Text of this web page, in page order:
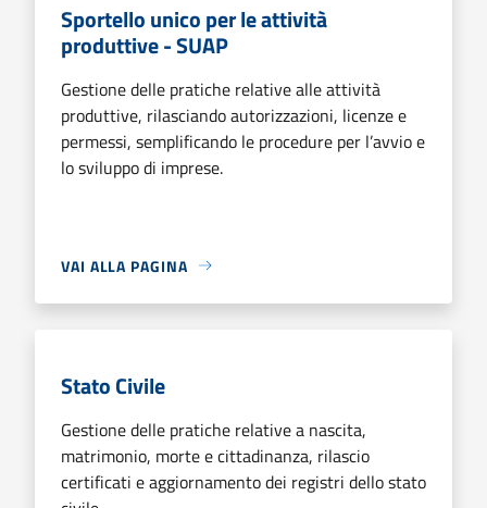
Sportello unico per le attività
produttive - SUAP
Gestione delle pratiche relative alle attività
produttive, rilasciando autorizzazioni, licenze e
permessi, semplificando le procedure per l’avvio e
lo sviluppo di imprese.
VAI ALLA PAGINA
Stato Civile
Gestione delle pratiche relative a nascita,
matrimonio, morte e cittadinanza, rilascio
certificati e aggiornamento dei registri dello stato